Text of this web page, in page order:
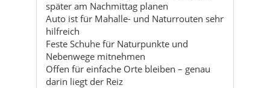
später am Nachmittag planen
Auto ist für Mahalle- und Naturrouten sehr
hilfreich
Feste Schuhe für Naturpunkte und
Nebenwege mitnehmen
Offen für einfache Orte bleiben – genau
darin liegt der Reiz